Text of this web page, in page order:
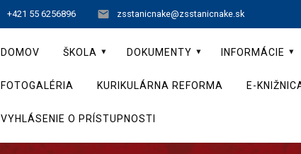
+421 55 6256896 zsstanicnake@zsstanicnake.sk
DOMOV ŠKOLA DOKUMENTY INFORMÁCIE
FOTOGALÉRIA KURIKULÁRNA REFORMA E-
VYHLÁSENIE O PRÍSTUPNOSTI